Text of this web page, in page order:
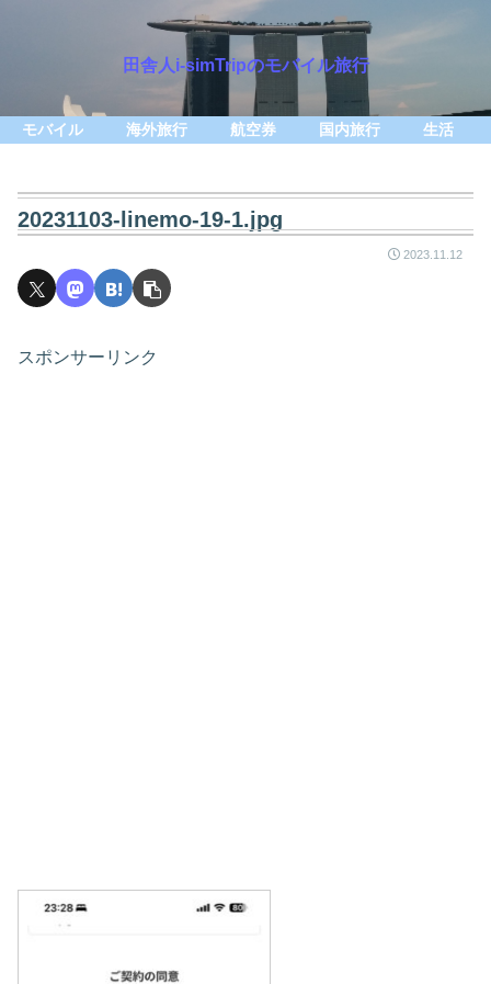
田舎人i-simTripのモバイル旅行
モバイル 海外旅行 航空券 国内旅行 生活
20231103-linemo-19-1.jpg
2023.11.12
スポンサーリンク